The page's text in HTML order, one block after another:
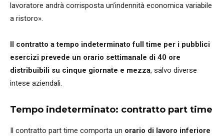
lavoratore andrà corrisposta un’indennità economica variabile
a ristoro».
Il contratto a tempo indeterminato full time per i pubblici
esercizi prevede un orario settimanale di 40 ore
distribuibili su cinque giornate e mezza, salvo diverse
intese aziendali.
Tempo indeterminato: contratto part time
Il contratto part time comporta un orario di lavoro inferiore